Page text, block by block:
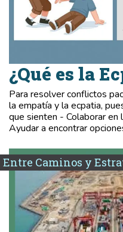
¿Qué es la
Para resolver conflictos
la empatía y la ecpatia,
que sienten - Colaborar en
Ayudar a encontrar
Entre Caminos y